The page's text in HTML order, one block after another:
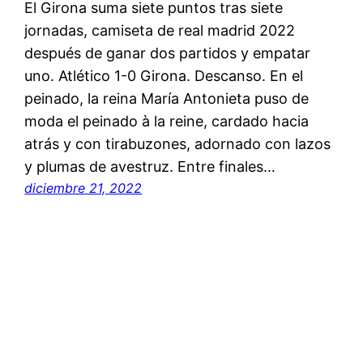
El Girona suma siete puntos tras siete
jornadas, camiseta de real madrid 2022
después de ganar dos partidos y empatar
uno. Atlético 1-0 Girona. Descanso. En el
peinado, la reina María Antonieta puso de
moda el peinado à la reine, cardado hacia
atrás y con tirabuzones, adornado con lazos
y plumas de avestruz. Entre finales…
diciembre 21, 2022